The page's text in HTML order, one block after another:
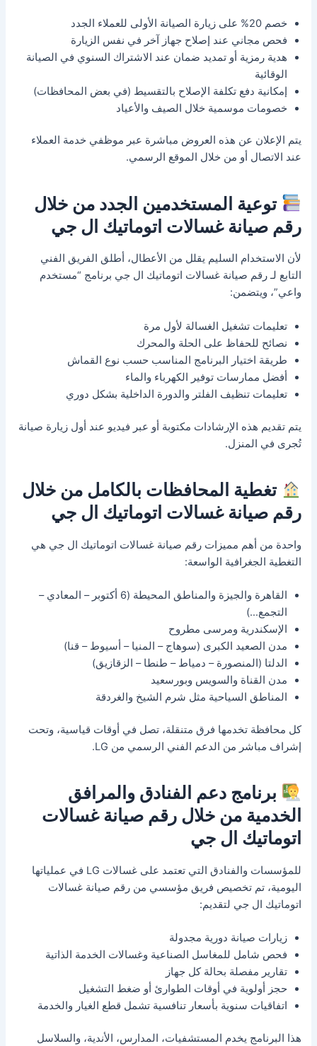
خصم 20% على زيارة الصيانة الأولى للعملاء الجدد
فحص مجاني عند إصلاح جهاز آخر في نفس الزيارة
هدية رمزية أو تمديد ضمان عند الاشتراك السنوي في الصيانة
الوقائية
إمكانية دفع تكلفة الإصلاح بالتقسيط (في بعض المحافظات)
خصومات موسمية خلال الصيف والأعياد
يتم الإعلان عن هذه العروض مباشرة عبر موظفي خدمة العملاء
عند الاتصال أو من خلال الموقع الرسمي.
توعية المستخدمين الجدد من خلال
رقم صيانة غسالات اتوماتيك ال جي
لأن الاستخدام السليم يقلل من الأعطال، أطلق الفريق الفني
التابع لـ رقم صيانة غسالات اتوماتيك ال جي برنامج “مستخدم
واعي”، ويتضمن:
تعليمات تشغيل الغسالة لأول مرة
نصائح للحفاظ على الحلة والمحرك
طريقة اختيار البرنامج المناسب حسب نوع القماش
أفضل ممارسات توفير الكهرباء والماء
تعليمات تنظيف الفلتر والدورة الداخلية بشكل دوري
يتم تقديم هذه الإرشادات مكتوبة أو عبر فيديو عند أول زيارة صيانة
تُجرى في المنزل.
تغطية المحافظات بالكامل من خلال
رقم صيانة غسالات اتوماتيك ال جي
واحدة من أهم مميزات رقم صيانة غسالات اتوماتيك ال جي هي
التغطية الجغرافية الواسعة:
القاهرة والجيزة والمناطق المحيطة (6 أكتوبر – المعادي –
التجمع…)
الإسكندرية ومرسى مطروح
مدن الصعيد الكبرى (سوهاج – المنيا – أسيوط – قنا)
الدلتا (المنصورة – دمياط – طنطا – الزقازيق)
مدن القناة والسويس وبورسعيد
المناطق السياحية مثل شرم الشيخ والغردقة
كل محافظة تخدمها فرق متنقلة، تصل في أوقات قياسية، وتحت
إشراف مباشر من الدعم الفني الرسمي من LG.
برنامج دعم الفنادق والمرافق
الخدمية من خلال رقم صيانة غسالات
اتوماتيك ال جي
للمؤسسات والفنادق التي تعتمد على غسالات LG في عملياتها
اليومية، تم تخصيص فريق مؤسسي من رقم صيانة غسالات
اتوماتيك ال جي لتقديم:
زيارات صيانة دورية مجدولة
فحص شامل للمغاسل الصناعية وغسالات الخدمة الذاتية
تقارير مفصلة بحالة كل جهاز
حجز أولوية في أوقات الطوارئ أو ضغط التشغيل
اتفاقيات سنوية بأسعار تنافسية تشمل قطع الغيار والخدمة
هذا البرنامج يخدم المستشفيات، المدارس، الأندية، والسلاسل